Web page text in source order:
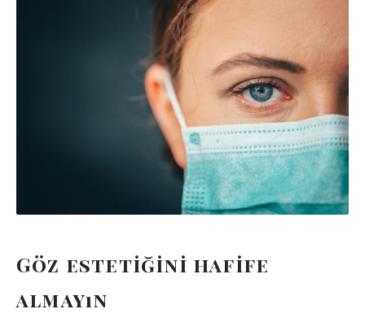
Göz estetiğini hafife
almayın